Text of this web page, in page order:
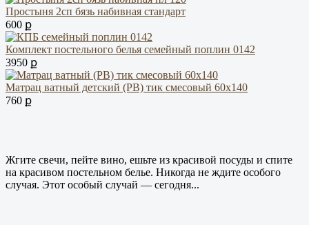
Простыня 2сп бязь набивная стандарт
600 ք
Комплект постельного белья семейный поплин 0142
3950 ք
Матрац ватный детский (РВ) тик смесовый 60х140
760 ք
Жгите свечи, пейте вино, ешьте из красивой посуды и спите
на красивом постельном белье. Никогда не ждите особого
случая. Этот особый случай — сегодня...